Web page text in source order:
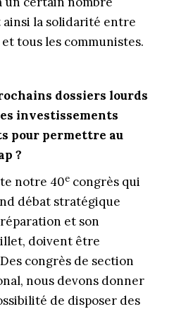
ainsi la solidarité entre
tous les communistes.
dossiers lourds
investissements
pour permettre au
?
notre 40econgrès qui
débat stratégique
et son
doivent être
congrès de section
nous devons donner
de disposer des